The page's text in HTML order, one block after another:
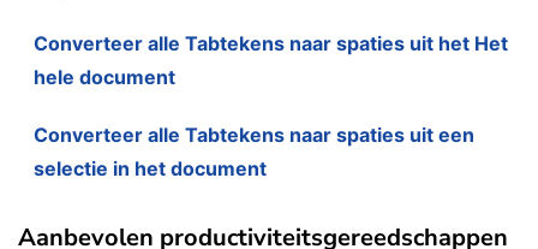
Converteer alle Tabtekens naar spaties uit het Het
hele document
Converteer alle Tabtekens naar spaties uit een
selectie in het document
Aanbevolen productiviteitsgereedschappen